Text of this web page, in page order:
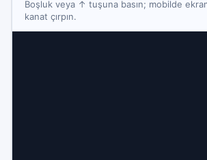
Boşluk veya ↑ tuşuna basın; mobilde
kanat çırpın.